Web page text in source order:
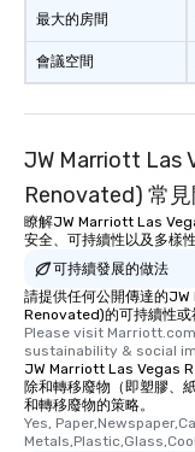
最大的房間
會議空間
JW Marriott Las
Renovated) 常見
瞭解JW Marriott Las
安全、可持續性以及多樣
可持續發展的做法
請提供任何公開傳達的
Renovated)的可持續性或
Please visit
sustainability & social
JW Marriott Las Vegas
除和轉移廢物（即塑膠、
和轉移廢物的策略。
Yes,